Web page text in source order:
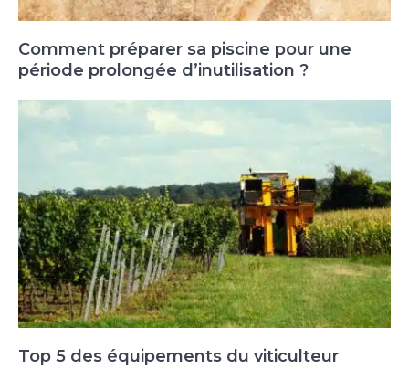
Comment préparer sa piscine pour une
période prolongée d’inutilisation ?
Top 5 des équipements du viticulteur